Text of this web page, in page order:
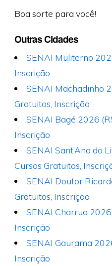
Boa sorte para você!
Outras Cidades
SENAI Muliterno
Inscrição
SENAI Machadinho
Gratuitos, Inscrição
SENAI Bagé 2026
Inscrição
SENAI Sant’Ana do
Cursos Gratuitos,
SENAI Doutor
Gratuitos, Inscrição
SENAI Charrua 2026
Inscrição
SENAI Gaurama
Inscrição